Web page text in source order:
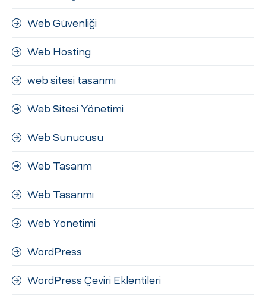
Web Güvenliği
Web Hosting
web sitesi tasarımı
Web Sitesi Yönetimi
Web Sunucusu
Web Tasarım
Web Tasarımı
Web Yönetimi
WordPress
WordPress Çeviri Eklentileri